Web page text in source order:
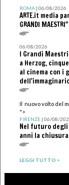
ROMA| 06/08/2026
ARTE.it media
GRANDI
06/08/2026
I Grandi
a Herzog,
al cinema con i
Il nuovo volto del
">
FIRENZE| 06/08/
Nel futuro degli
anni la
LEGGI TUTTO >